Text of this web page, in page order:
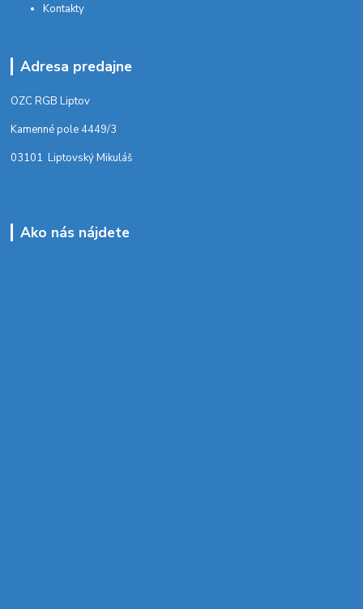
Kontakty
Adresa predajne
OZC RGB Liptov
Kamenné pole 4449/3
03101 Liptovský Mikuláš
Ako nás nájdete